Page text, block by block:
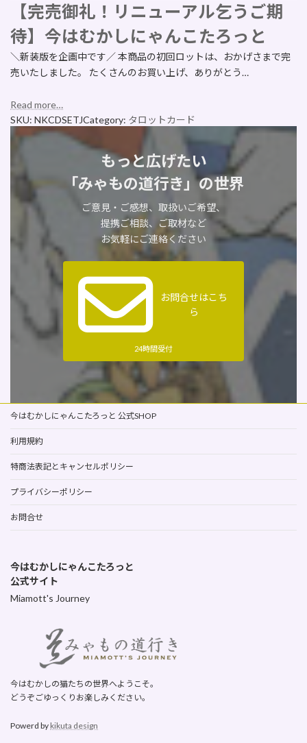
【完売御礼！リニューアル乞うご期
待】今はむかしにゃんこたろっと
＼新装版を企画中です／ 本商品の初回ロットは、おかげさまで完
売いたしました。 たくさんのお買い上げ、ありがとう…
Read more…
SKU: NKCDSETJCategory: タロットカード
もっと広げたい
「みゃもの道行き」の世界
ご意見・ご感想、取扱いご希望、
提携ご相談、ご取材など
お気軽にご連絡ください
お問合せはこち
ら
24時間受付
今はむかしにゃんこたろっと 公式SHOP
利用規約
特商法表記とキャンセルポリシー
プライバシーポリシー
お問合せ
今はむかしにゃんこたろっと
公式サイト
Miamott's Journey
今はむかしの猫たちの世界へようこそ。
どうぞごゆっくりお楽しみください。
Powerd by kikuta design